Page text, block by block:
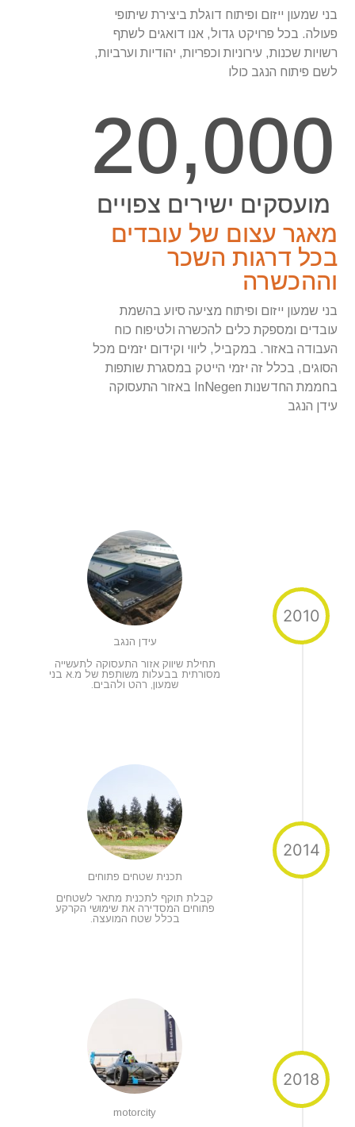
בני שמעון ייזום ופיתוח דוגלת ביצירת שיתופי
פעולה. בכל פרויקט גדול, אנו דואגים לשתף
רשויות שכנות, עירוניות וכפריות, יהודיות וערביות,
לשם פיתוח הנגב כולו
20,000
מועסקים ישירים צפויים
מאגר עצום של עובדים
בכל דרגות השכר
וההכשרה
בני שמעון ייזום ופיתוח מציעה סיוע בהשמת
עובדים ומספקת כלים להכשרה ולטיפוח כוח
העבודה באזור. במקביל, ליווי וקידום יזמים מכל
הסוגים, בכלל זה יזמי הייטק במסגרת שותפות
בחממת החדשנות InNegen באזור התעסוקה
עידן הנגב
2010
עידן הנגב
תחילת שיווק אזור התעסוקה לתעשייה
מסורתית בבעלות משותפת של מ.א בני
שמעון, רהט ולהבים.
2014
תכנית שטחים פתוחים
קבלת תוקף לתכנית מתאר לשטחים
פתוחים המסדירה את שימושי הקרקע
בכלל שטח המועצה.
2018
motorcity